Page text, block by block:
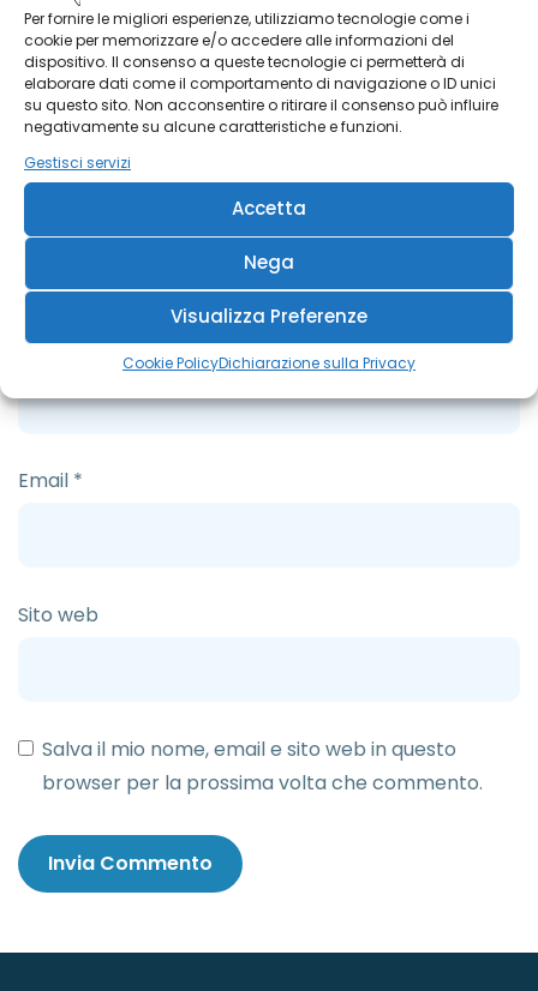
Per fornire le migliori esperienze, utilizziamo tecnologie come i
cookie per memorizzare e/o accedere alle informazioni del
dispositivo. Il consenso a queste tecnologie ci permetterà di
elaborare dati come il comportamento di navigazione o ID unici
su questo sito. Non acconsentire o ritirare il consenso può influire
negativamente su alcune caratteristiche e funzioni.
Gestisci servizi
Accetta
Nega
Visualizza Preferenze
Cookie PolicyDichiarazione sulla Privacy
Nome*
Email *
Sito web
Salva il mio nome, email e sito web in questo
browser per la prossima volta che commento.